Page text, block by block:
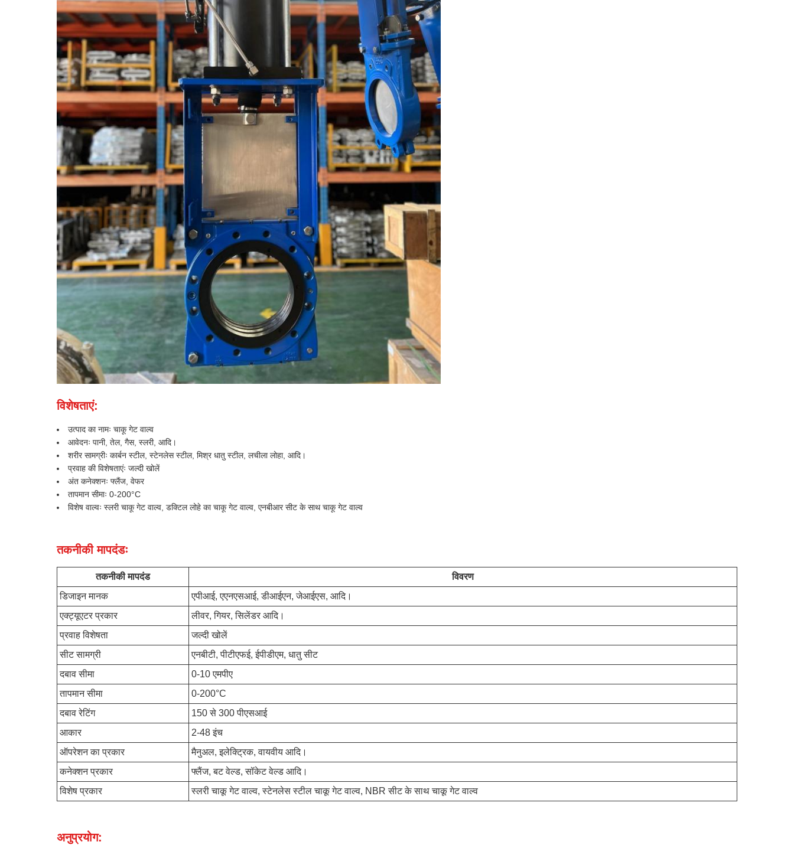
विशेषताएं:
उत्पाद का नामः चाकू गेट वाल्व
आवेदनः पानी, तेल, गैस, स्लरी, आदि।
शरीर सामग्रीः कार्बन स्टील, स्टेनलेस स्टील, मिश्र धातु स्टील, लचीला लोहा, आदि।
प्रवाह की विशेषताएंः जल्दी खोलें
अंत कनेक्शनः फ्लैंज, वेफर
तापमान सीमाः 0-200°C
विशेष वाल्वः स्लरी चाकू गेट वाल्व, डक्टिल लोहे का चाकू गेट वाल्व, एनबीआर सीट के साथ चाकू गेट वाल्व
तकनीकी मापदंडः
तकनीकी मापदंड
विवरण
डिजाइन मानक
एपीआई, एएनएसआई, डीआईएन, जेआईएस, आदि।
एक्ट्यूएटर प्रकार
लीवर, गियर, सिलेंडर आदि।
प्रवाह विशेषता
जल्दी खोलें
सीट सामग्री
एनबीटी, पीटीएफई, ईपीडीएम, धातु सीट
दबाव सीमा
0-10 एमपीए
तापमान सीमा
0-200°C
दबाव रेटिंग
150 से 300 पीएसआई
आकार
2-48 इंच
ऑपरेशन का प्रकार
मैनुअल, इलेक्ट्रिक, वायवीय आदि।
कनेक्शन प्रकार
फ्लैंज, बट वेल्ड, सॉकेट वेल्ड आदि।
विशेष प्रकार
स्लरी चाकू गेट वाल्व, स्टेनलेस स्टील चाकू गेट वाल्व, NBR सीट के साथ चाकू गेट वाल्व
अनुप्रयोग: